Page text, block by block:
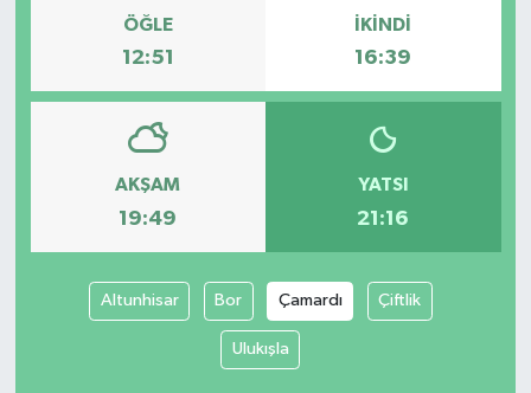
ÖĞLE
12:51
İKINDI
16:39
AKŞAM
19:49
YATSI
21:16
Altunhisar Bor Çamardı Çiftlik
Ulukışla